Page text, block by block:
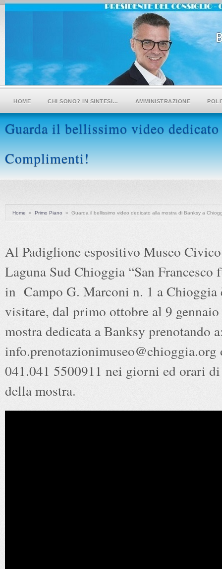
HOME CHI SONO? IN SINTESI… AMMINISTRAZIONE
Guarda il bellissimo video
Complimenti!
Home » Primo Piano » Guarda il bellissimo video dedicato alla mostra di Banksy a
Al Padiglione espositivo Museo
Laguna Sud Chioggia “San Francesco
in Campo G. Marconi n. 1 a Chioggia
visitare, dal primo ottobre al 9
mostra dedicata a Banksy prenotando
info.prenotazionimuseo@chioggia.org
041.041 5500911 nei giorni ed orari
della mostra.